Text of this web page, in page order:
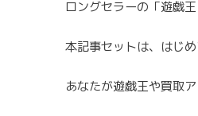
ロングセラーの「遊戯
本記事セットは、はじ
あなたが遊戯王や買取